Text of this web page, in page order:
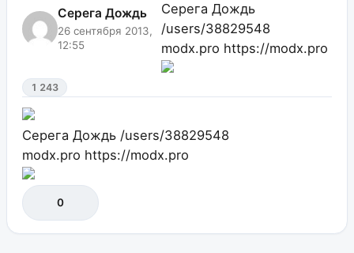
Серега Дождь
26 сентября 2013,
12:55
Серега Дождь
/users/38829548
modx.pro https://modx.pro
1 243
Серега Дождь /users/38829548
modx.pro https://modx.pro
0